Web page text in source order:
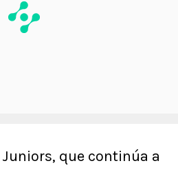
que continúa a